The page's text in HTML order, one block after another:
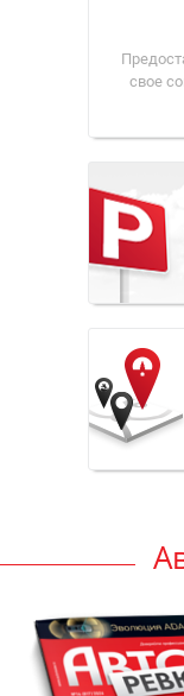
свое